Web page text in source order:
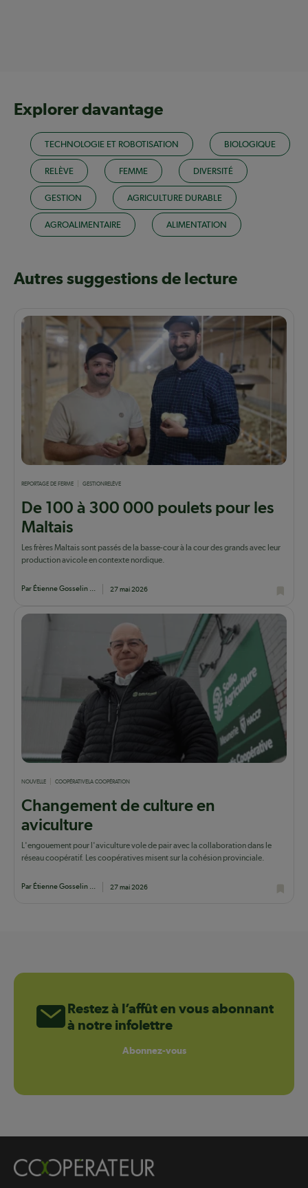
Explorer davantage
TECHNOLOGIE ET ROBOTISATION BIOLOGIQUE
RELÈVE FEMME DIVERSITÉ
GESTION AGRICULTURE DURABLE
AGROALIMENTAIRE ALIMENTATION
Autres suggestions de lecture
REPORTAGE DE FERME GESTIONRELÈVE
De 100 à 300 000 poulets pour les
Maltais
Les frères Maltais sont passés de la basse-cour à la cour des grands avec leur
production avicole en contexte nordique.
Par Étienne Gosselin ... 27 mai 2026
NOUVELLE COOPÉRATIVELA COOPÉRATION
Changement de culture en
aviculture
L'engouement pour l'aviculture vole de pair avec la collaboration dans le
réseau coopératif. Les coopératives misent sur la cohésion provinciale.
Par Étienne Gosselin ... 27 mai 2026
Restez à l’affût en vous abonnant
à notre infolettre
Abonnez-vous